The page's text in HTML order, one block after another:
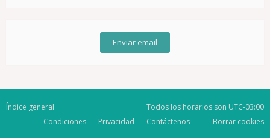
Índice general Todos los horarios son UTC-03:00
Borrar cookies
Contáctenos
Privacidad
Condiciones